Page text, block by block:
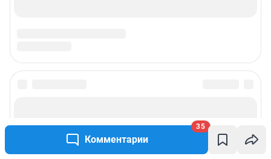
Комментарии
35